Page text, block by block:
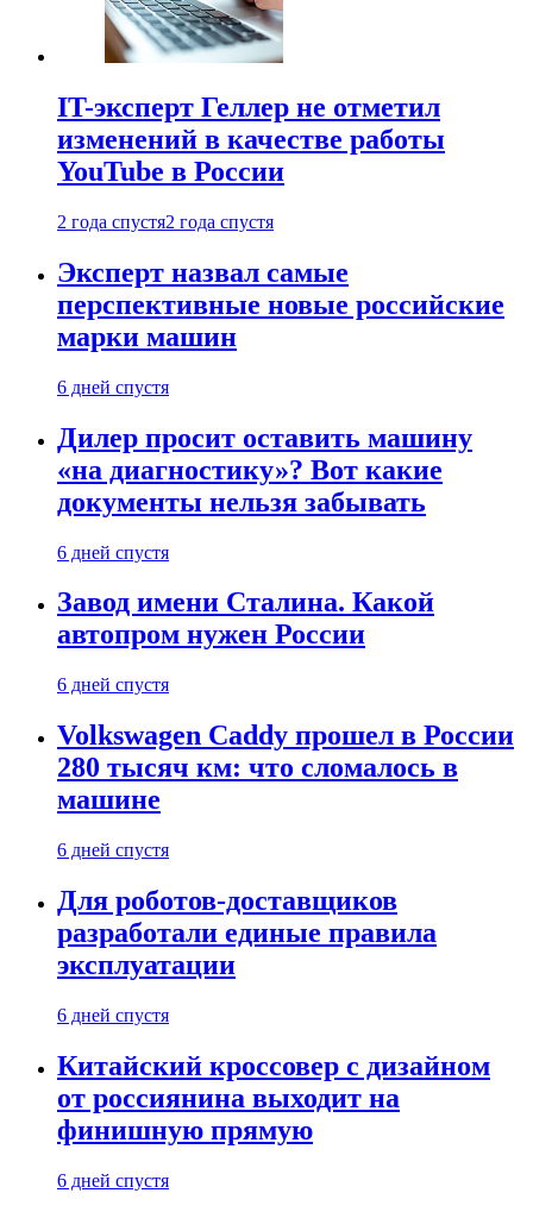
IT-эксперт Геллер не отметил
изменений в качестве работы
YouTube в России
2 года спустя2 года спустя
Эксперт назвал самые
перспективные новые российские
марки машин
6 дней спустя
Дилер просит оставить машину
«на диагностику»? Вот какие
документы нельзя забывать
6 дней спустя
Завод имени Сталина. Какой
автопром нужен России
6 дней спустя
Volkswagen Caddy прошел в России
280 тысяч км: что сломалось в
машине
6 дней спустя
Для роботов-доставщиков
разработали единые правила
эксплуатации
6 дней спустя
Китайский кроссовер с дизайном
от россиянина выходит на
финишную прямую
6 дней спустя